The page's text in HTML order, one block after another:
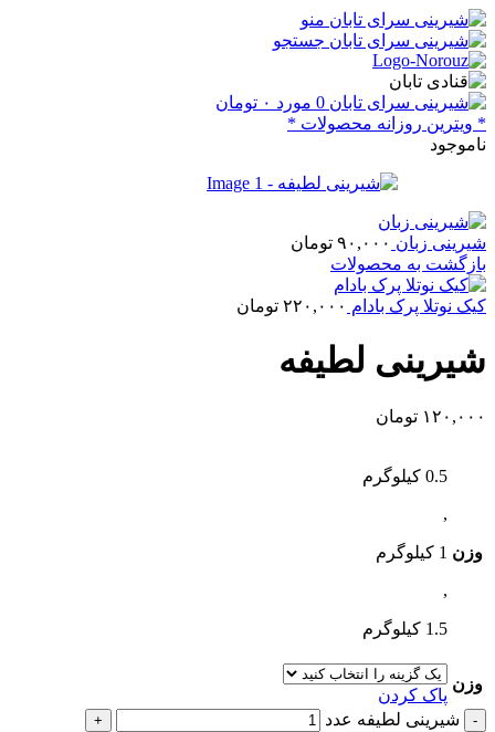
منو
جستجو
0 مورد ۰ تومان
* ویترین روزانه محصولات *
ناموجود
شیرینی زبان ۹۰,۰۰۰ تومان
بازگشت به محصولات
کیک نوتلا پرک بادام ۲۲۰,۰۰۰ تومان
شیرینی لطیفه
۱۲۰,۰۰۰ تومان
وزن
0.5 کیلوگرم
,
1 کیلوگرم
,
1.5 کیلوگرم
وزن
پاک کردن
شیرینی لطیفه عدد